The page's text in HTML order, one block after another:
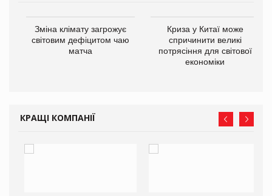
Зміна клімату загрожує
світовим дефіцитом чаю
матча
Криза у Китаї може
спричинити великі
потрясіння для світової
економіки
КРАЩІ КОМПАНІЇ